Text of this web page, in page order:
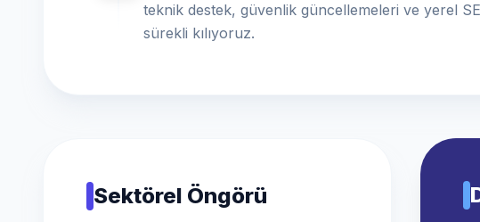
teknik destek, güvenlik güncellemeleri ve yerel
sürekli kılıyoruz.
Sektörel Öngörü